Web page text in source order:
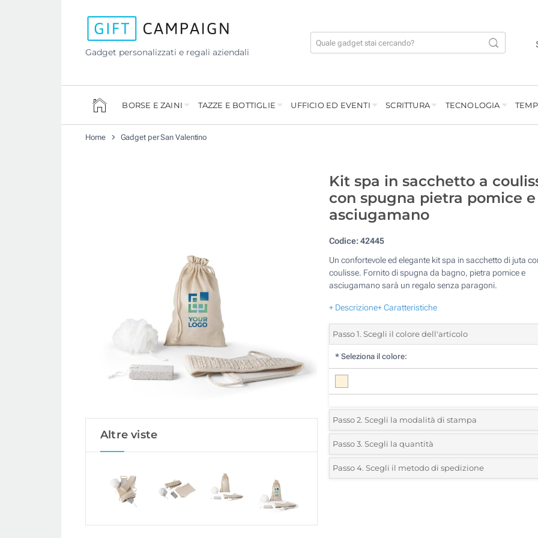
Gadget personalizzati e regali aziendali
BORSE E ZAINI TAZZE E BOTTIGLIE UFFICIO ED EVENTI SCRITTURA TECNOLOGIA
Home Gadget per San Valentino
Altre viste
Kit spa in sacchetto a
con spugna pietra pomice e
asciugamano
Codice: 42445
Un confortevole ed elegante kit spa in sacchetto di juta
coulisse. Fornito di spugna da bagno, pietra pomice e
asciugamano sarà un regalo senza paragoni.
+ Descrizione+ Caratteristiche
Passo 1. Scegli il colore dell'articolo
* Seleziona il colore:
Passo 2. Scegli la modalità di stampa
*Seleziona la posizione di stampa e il colore del vostro
1 Colore (Sul telo)
Passo 3. Scegli la quantità
*Quantità desiderata:
Passo 4. Scegli il metodo di spedizione